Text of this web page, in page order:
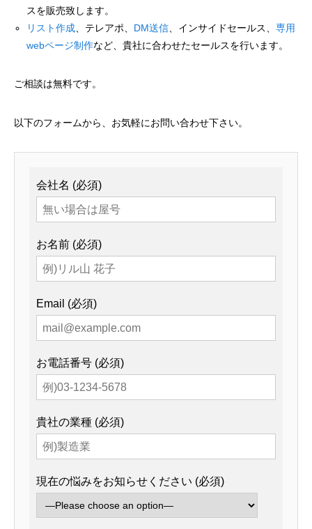
スを販売致します。
リスト作成 、テレアポ、 DM送信 、インサイドセールス、専用
webページ制作など、貴社に合わせたセールスを行います。
ご相談は無料です。
以下のフォームから、お気軽にお問い合わせ下さい。
会社名 (必須)
お名前 (必須)
Email (必須)
お電話番号 (必須)
貴社の業種 (必須)
現在の悩みをお知らせください (必須)